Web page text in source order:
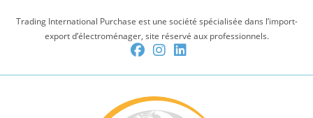
Trading International Purchase est une société spécialisée dans l’import-
export d’électroménager, site réservé aux professionnels.